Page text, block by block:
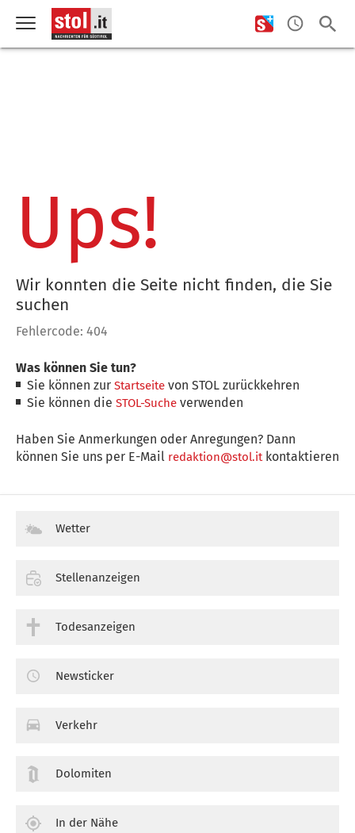
Ups!
Wir konnten die Seite nicht finden, die Sie
suchen
Fehlercode: 404
Was können Sie tun?
Sie können zurStartseite von STOL zurückkehren
Sie können dieSTOL-Suche verwenden
Haben Sie Anmerkungen oder Anregungen? Dann
können Sie uns per E-Mail redaktion@stol.itkontaktieren
Wetter
Stellenanzeigen
Todesanzeigen
Newsticker
Verkehr
Dolomiten
In der Nähe